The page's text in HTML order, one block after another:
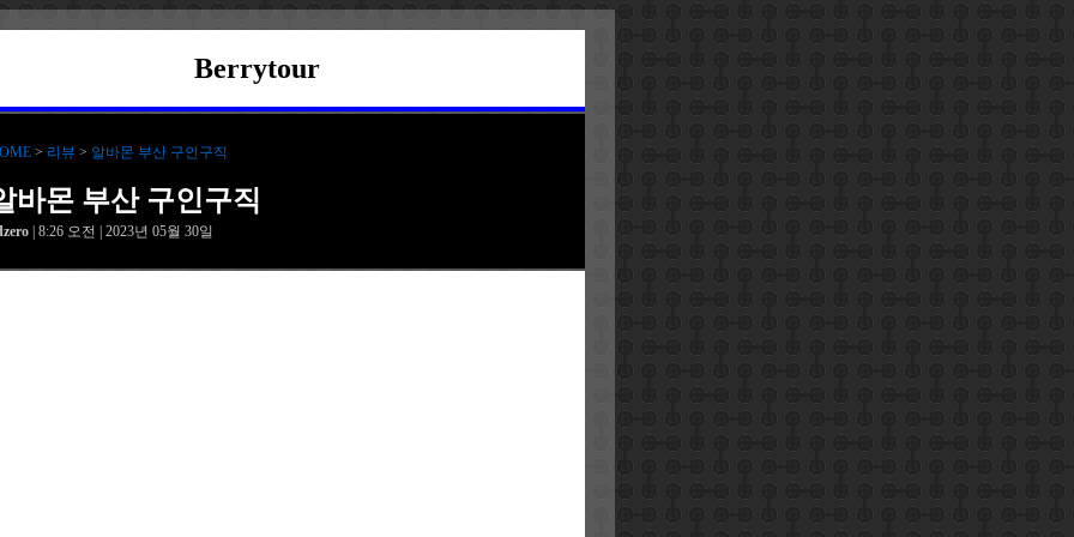
Berrytour
> 리뷰 > 알바몬 부산 구인구직
바몬 부산 구인구직
| 8:26 오전 | 2023년 05월 30일